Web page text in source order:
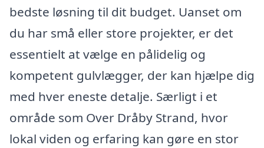
bedste løsning til dit budget. Uanset om
du har små eller store projekter, er det
essentielt at vælge en pålidelig og
kompetent gulvlægger, der kan hjælpe dig
med hver eneste detalje. Særligt i et
område som Over Dråby Strand, hvor
lokal viden og erfaring kan gøre en stor